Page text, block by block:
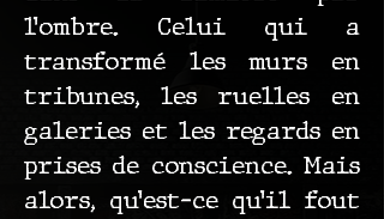
l’ombre. Celui qui a
transformé les murs en
tribunes, les ruelles en
galeries et les regards en
prises de conscience. Mais
alors, qu’est-ce qu’il fout